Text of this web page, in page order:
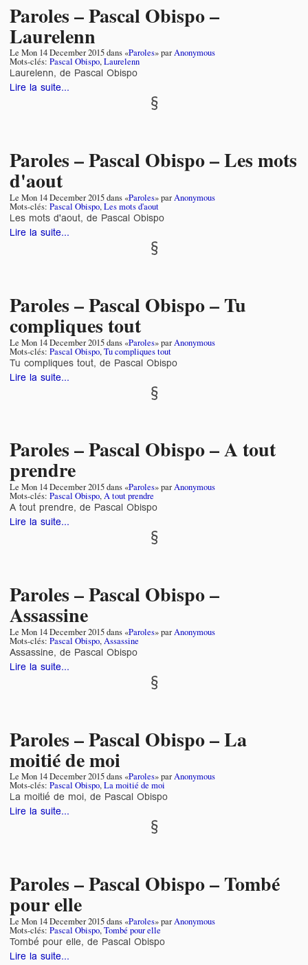
Paroles – Pascal Obispo –
Laurelenn
Le Mon 14 December 2015dans «Paroles» parAnonymous
Mots-clés: Pascal Obispo,Laurelenn
Laurelenn, de Pascal Obispo
Lire la suite...
Paroles – Pascal Obispo – Les mots
d'aout
Le Mon 14 December 2015dans «Paroles» parAnonymous
Mots-clés: Pascal Obispo,Les mots d'aout
Les mots d'aout, de Pascal Obispo
Lire la suite...
Paroles – Pascal Obispo – Tu
compliques tout
Le Mon 14 December 2015dans «Paroles» parAnonymous
Mots-clés: Pascal Obispo,Tu compliques tout
Tu compliques tout, de Pascal Obispo
Lire la suite...
Paroles – Pascal Obispo – A tout
prendre
Le Mon 14 December 2015dans «Paroles» parAnonymous
Mots-clés: Pascal Obispo,A tout prendre
A tout prendre, de Pascal Obispo
Lire la suite...
Paroles – Pascal Obispo –
Assassine
Le Mon 14 December 2015dans «Paroles» parAnonymous
Mots-clés: Pascal Obispo,Assassine
Assassine, de Pascal Obispo
Lire la suite...
Paroles – Pascal Obispo – La
moitié de moi
Le Mon 14 December 2015dans «Paroles» parAnonymous
Mots-clés: Pascal Obispo,La moitié de moi
La moitié de moi, de Pascal Obispo
Lire la suite...
Paroles – Pascal Obispo – Tombé
pour elle
Le Mon 14 December 2015dans «Paroles» parAnonymous
Mots-clés: Pascal Obispo,Tombé pour elle
Tombé pour elle, de Pascal Obispo
Lire la suite...